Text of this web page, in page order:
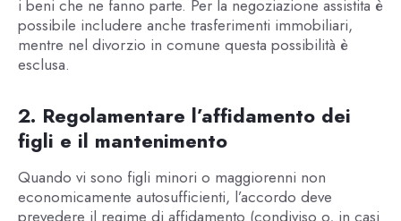
i beni che ne fanno parte. Per la negoziazione assistita è
possibile includere anche trasferimenti immobiliari,
mentre nel divorzio in comune questa possibilità è
esclusa.
2. Regolamentare l’affidamento dei
figli e il mantenimento
Quando vi sono figli minori o maggiorenni non
economicamente autosufficienti, l’accordo deve